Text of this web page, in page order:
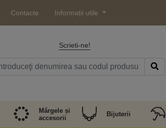
Contacte Informații utile
Scrieti-ne!
Mărgele și
accesorii
Bijuterii